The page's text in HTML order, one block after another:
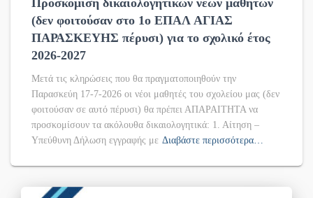
(δεν φοιτούσαν στο 1ο ΕΠΑΛ ΑΓΙΑΣ
ΠΑΡΑΣΚΕΥΗΣ πέρυσι) για το σχολικό έτος
2026-2027
Μετά τις κληρώσεις που θα πραγματοποιηθούν την
Παρασκεύη 17-7-2026 οι νέοι μαθητές του σχολείου μας (δεν
φοιτούσαν σε αυτό πέρυσι) θα πρέπει ΑΠΑΡΑΙΤΗΤΑ να
προσκομίσουν τα ακόλουθα δικαιολογητικά: 1. Αίτηση –
Υπεύθυνη Δήλωση εγγραφής με Διαβάστε περισσότερα…